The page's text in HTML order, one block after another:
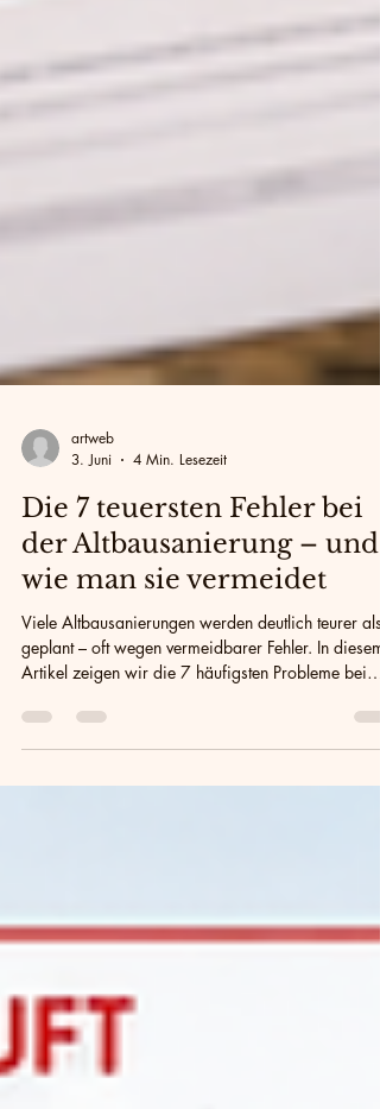
artweb
3. Juni
4 Min. Lesezeit
Die 7 teuersten Fehler bei
der Altbausanierung – und
wie man sie vermeidet
Viele Altbausanierungen werden deutlich teurer als
geplant – oft wegen vermeidbarer Fehler. In diesem
Förderungen und erklären, wie Eigentümer